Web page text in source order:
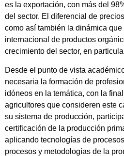
es la exportación, con más del
del sector. El diferencial de
como así también la dinámica
internacional de productos
crecimiento del sector, en
Desde el punto de vista
necesaria la formación de
idóneos en la temática, con la
agricultores que consideren este
su sistema de producción,
certificación de la producción
aplicando tecnologías de
procesos y metodologías de la